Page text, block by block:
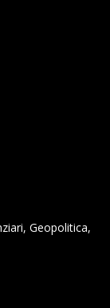
Geopolitica,